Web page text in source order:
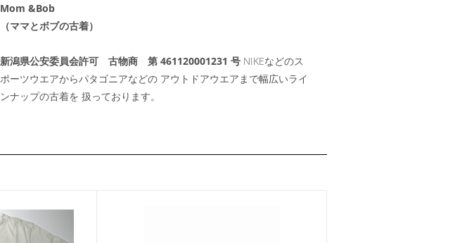
Mom &Bob
（ママとボブの古着）
新潟県公安委員会許可 古物商 第 461120001231 号 NIKEなどのス
ポーツウエアからパタゴニアなどの アウトドアウエアまで幅広いライ
ンナップの古着を 扱っております。